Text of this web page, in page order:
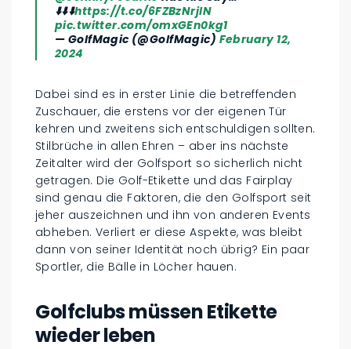
⬇️⬇️⬇️https://t.co/6FZBzNrjlN
pic.twitter.com/omxGEn0kg1
— GolfMagic (@GolfMagic) February 12,
2024
Dabei sind es in erster Linie die betreffenden
Zuschauer, die erstens vor der eigenen Tür
kehren und zweitens sich entschuldigen sollten.
Stilbrüche in allen Ehren – aber ins nächste
Zeitalter wird der Golfsport so sicherlich nicht
getragen. Die Golf-Etikette und das Fairplay
sind genau die Faktoren, die den Golfsport seit
jeher auszeichnen und ihn von anderen Events
abheben. Verliert er diese Aspekte, was bleibt
dann von seiner Identität noch übrig? Ein paar
Sportler, die Bälle in Löcher hauen.
Golfclubs müssen Etikette
wieder leben